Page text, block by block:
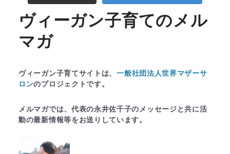
ヴィーガン子育てのメル
マガ
ヴィーガン子育てサイトは、一般社団法人世界マザーサ
ロンのプロジェクトです。
メルマガでは、代表の永井佐千子のメッセージと共に活
動の最新情報等をお送りしています。